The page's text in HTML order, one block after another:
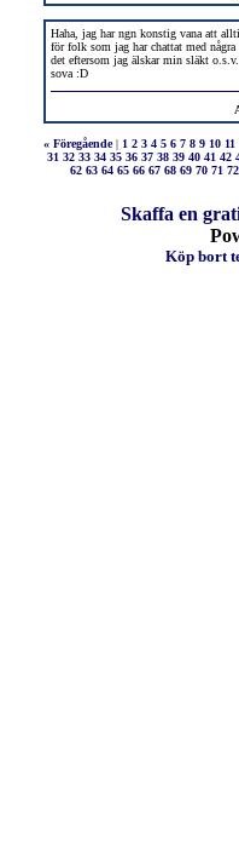
Haha, jag har ngn konstig vana att
för folk som jag har chattat med
det eftersom jag älskar min släkt
sova :D
« Föregående| 1 2 3 4 5 6 7 8 9 10 11
31 32 33 34 35 36 37 38 39 40 41 42
62 63 64 65 66 67 68 69 70 71 72
Skaffa en
Köp bort